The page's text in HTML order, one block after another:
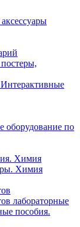
оборудование по
Химия
Химия
лабораторные
пособия.